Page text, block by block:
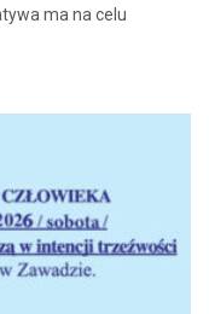
ma na celu